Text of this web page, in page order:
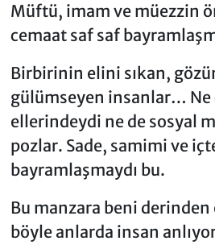
Müftü, imam ve müezzin
cemaat saf saf
Birbirinin elini sıkan,
gülümseyen insanlar… Ne
ellerindeydi ne de sosyal
pozlar. Sade, samimi ve
bayramlaşmaydı bu.
Bu manzara beni
böyle anlarda insan